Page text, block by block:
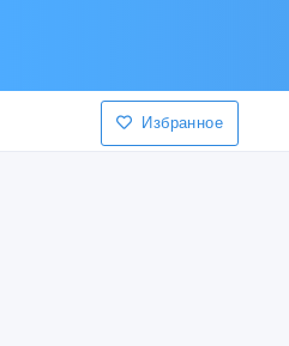
Избранное